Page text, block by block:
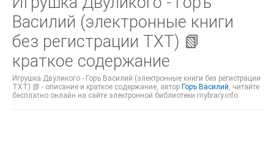
Василий (электронные книги
без регистрации TXT) 📗
краткое содержание
Игрушка Двуликого - Горъ Василий (электронные книги без регистрации
TXT) 📗 - описание и краткое содержание, автор Горъ Василий, читайте
бесплатно онлайн на сайте электронной библиотеки mybrary.info